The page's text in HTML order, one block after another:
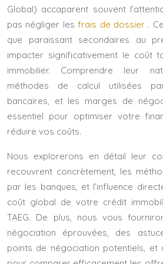
Global) accaparent souvent
pas négliger lesfrais de dossier .
que paraissant secondaires au
impacter significativement le coût
immobilier. Comprendre leur
méthodes de calcul utilisées
bancaires, et les marges de
essentiel pour optimiser votre
réduire vos coûts.
Nous explorerons en détail leur
recouvrent concrètement, les
par les banques, et l’influence
coût global de votre crédit
TAEG. De plus, nous vous
négociation éprouvées, des
points de négociation potentiels, et